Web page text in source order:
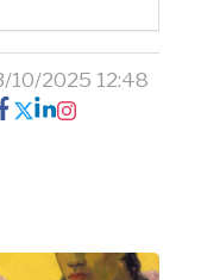
10/2025 12:48